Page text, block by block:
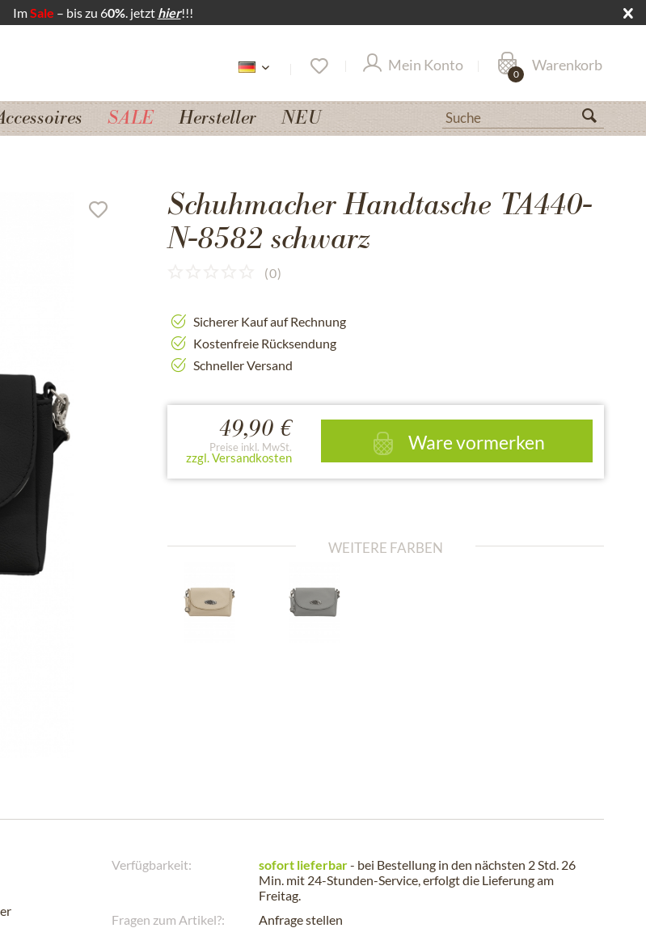
ImSale – bis zu 60%. jetzt hier!!!
Mein Konto Warenkorb
0
SALE Hersteller NEU
Schuhmacher Handtasche TA440-
N-8582 schwarz
(0)
Sicherer Kauf auf Rechnung
Kostenfreie Rücksendung
Schneller Versand
49,90 €
Preise inkl. MwSt.
zzgl. Versandkosten
Ware vormerken
WEITERE FARBEN
Verfügbarkeit: sofort lieferbar- bei Bestellung in den nächsten 2 Std. 26
Min. mit 24-Stunden-Service, erfolgt die Lieferung am
Freitag.
Fragen zum Artikel?:
Anfrage stellen